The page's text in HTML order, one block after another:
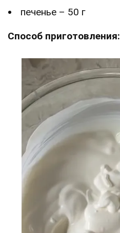
печенье – 50 г
Способ приготовления: